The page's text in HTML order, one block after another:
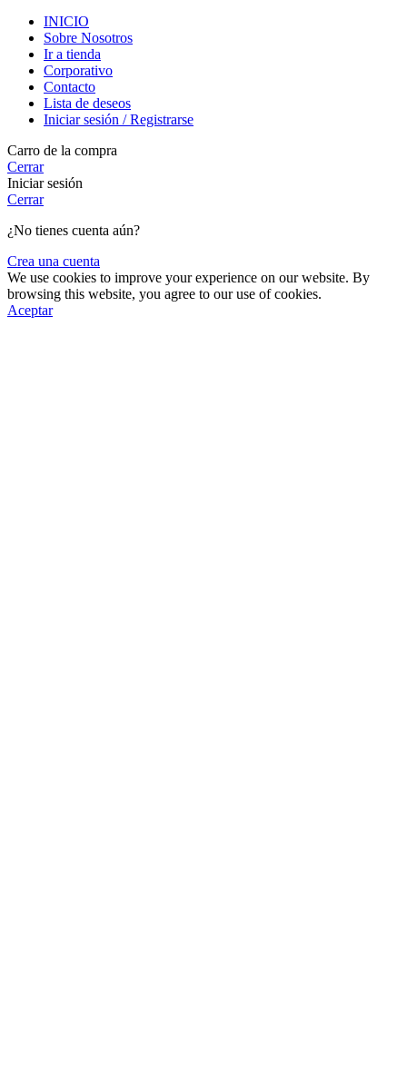
INICIO
Sobre Nosotros
Ir a tienda
Corporativo
Contacto
Lista de deseos
Iniciar sesión / Registrarse
Carro de la compra
Cerrar
Iniciar sesión
Cerrar
¿No tienes cuenta aún?
Crea una cuenta
We use cookies to improve your experience on our website. By
browsing this website, you agree to our use of cookies.
Aceptar